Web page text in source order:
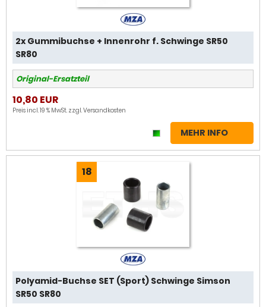
2x Gummibuchse + Innenrohr f. Schwinge SR50
SR80
Original-Ersatzteil
10,80 EUR
Preis incl. 19 % MwSt. zzgl.Versandkosten
MEHR INFO
18
Polyamid-Buchse SET (Sport) Schwinge Simson
SR50 SR80